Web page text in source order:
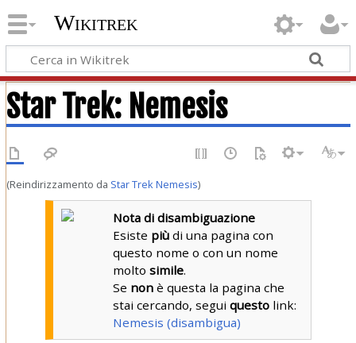
Wikitrek
Star Trek: Nemesis
(Reindirizzamento da Star Trek Nemesis)
Nota di disambiguazione
Esiste più di una pagina con
questo nome o con un nome
moltosimile.
Se non è questa la pagina che
stai cercando, seguiquesto link:
Nemesis (disambigua)